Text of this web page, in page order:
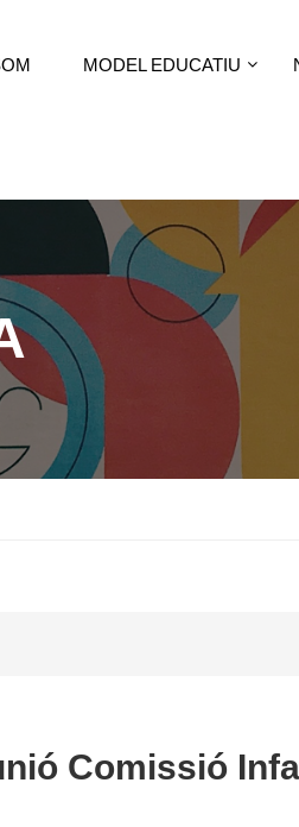
MODEL EDUCATIU
Comissió